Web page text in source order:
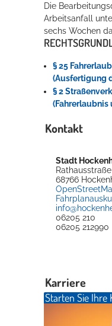
Die
Arbeitsanfall
sechs Wochen
§ 25
(Ausfertigung
§ 2
(Fahrerlaubnis
Kontakt
Stadt
Rathausstraße
68766
06205 210
06205 212990
Karriere
Starten Sie Ihre